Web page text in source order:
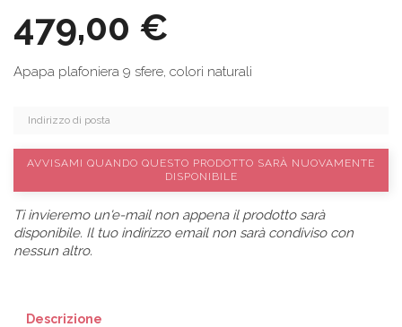
479,00 €
Apapa plafoniera 9 sfere, colori naturali
AVVISAMI QUANDO QUESTO PRODOTTO SARÀ NUOVAMENTE
DISPONIBILE
Ti invieremo un'e-mail non appena il prodotto sarà
disponibile. Il tuo indirizzo email non sarà condiviso con
nessun altro.
Descrizione